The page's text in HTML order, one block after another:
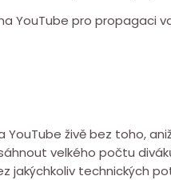
YouTube pro propagaci
živě bez toho,
velkého počtu
jakýchkoliv technických